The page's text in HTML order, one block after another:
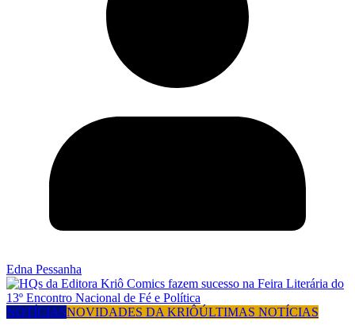
Edna Pessanha
NOTÍCIASNOVIDADES DA KRIÔÚLTIMAS NOTÍCIAS